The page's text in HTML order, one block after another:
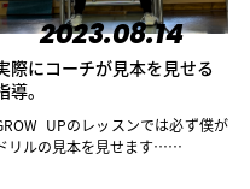
2023.08.14
際にコーチが見本を見せる
導。
UPのレッスンでは必ず僕が
リルの見本を見せます……